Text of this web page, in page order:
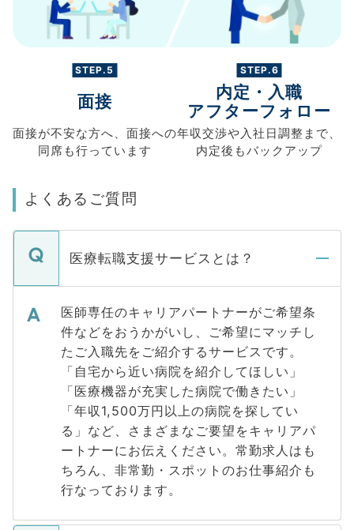
STEP.5
面接
面接が不安な方へ、 面接への
同席も行っています
STEP.6
内定・入職
アフターフォロー
年収交渉や入社日調整まで、
内定後もバックアップ
よくあるご質問
医療転職支援サービスとは？
医師専任のキャリアパートナーがご希望条
件などをおうかがいし、ご希望にマッチし
たご入職先をご紹介するサービスです。
「自宅から近い病院を紹介してほしい」
「医療機器が充実した病院で働きたい」
「年収1,500万円以上の病院を探してい
る」など、さまざまなご要望をキャリアパ
ートナーにお伝えください。常勤求人はも
ちろん、非常勤・スポットのお仕事紹介も
行なっております。